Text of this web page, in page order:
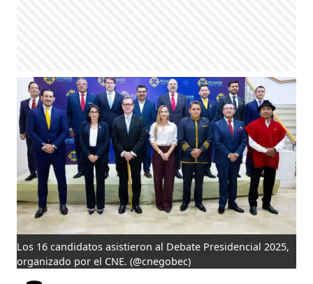
Los 16 candidatos asistieron al Debate Presidencial 2025,
organizado por el CNE. (@cnegobec)